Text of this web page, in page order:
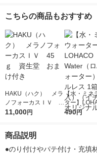
こちらの商品もおすすめ
HAKU（ハク） メラ
ノフォーカスＩＶ 4
5ｇ 資生堂 おまけ
11,000円
【水・ミネ
ター】
r（ロハコウ
490円
商品説明
●のり付けやパテ付け・充填